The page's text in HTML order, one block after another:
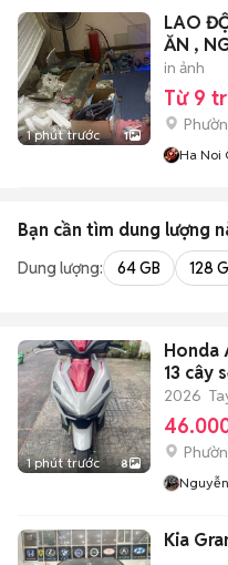
1 phút trước 1
LAO
ĂN ,
in ảnh
Từ 9
Ha Noi
Bạn cần tìm dung lượng
Dung lượng: 64 GB 128
1 phút trước 8
Honda
13 cây
2026
Kia